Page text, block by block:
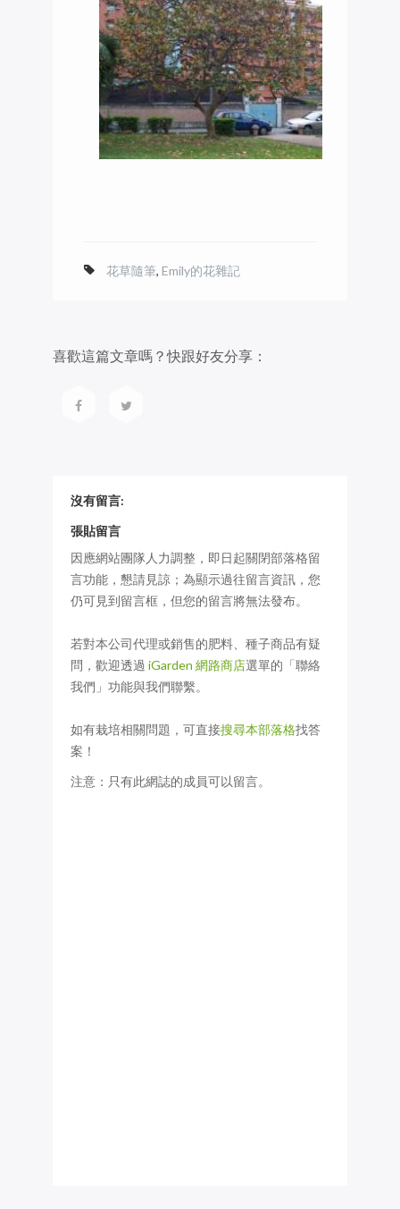
花草隨筆, Emily的花雜記
喜歡這篇文章嗎？快跟好友分享：
沒有留言:
張貼留言
因應網站團隊人力調整，即日起關閉部落格留
言功能，懇請見諒；為顯示過往留言資訊，您
仍可見到留言框，但您的留言將無法發布。
若對本公司代理或銷售的肥料、種子商品有疑
問，歡迎透過 iGarden 網路商店選單的「聯絡
我們」功能與我們聯繫。
如有栽培相關問題，可直接搜尋本部落格找答
案！
注意：只有此網誌的成員可以留言。